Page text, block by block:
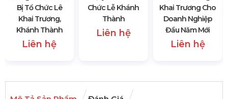
Bị Tổ Chức Lê
Khai Trương,
Khánh Thành
Liên hệ
Chức Lễ Khánh
Thành
Liên hệ
Khai Trương Cho
Doanh Nghiệp
Đầu Năm Mới
Liên hệ